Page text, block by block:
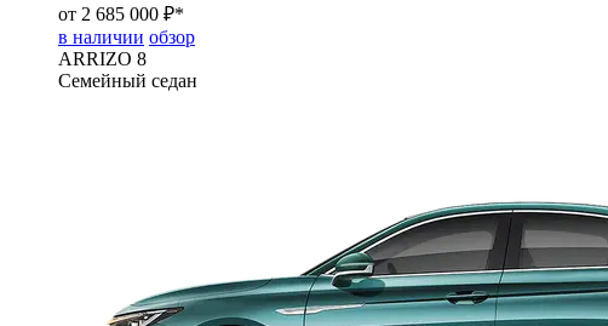
от 2 685 000 ₽*
в наличии обзор
ARRIZO 8
Семейный седан